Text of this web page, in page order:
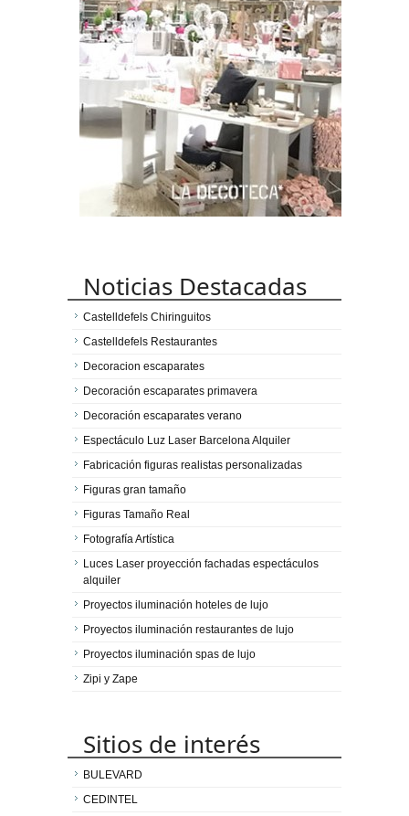
Noticias Destacadas
Castelldefels Chiringuitos
Castelldefels Restaurantes
Decoracion escaparates
Decoración escaparates primavera
Decoración escaparates verano
Espectáculo Luz Laser Barcelona Alquiler
Fabricación figuras realistas personalizadas
Figuras gran tamaño
Figuras Tamaño Real
Fotografía Artística
Luces Laser proyección fachadas espectáculos
alquiler
Proyectos iluminación hoteles de lujo
Proyectos iluminación restaurantes de lujo
Proyectos iluminación spas de lujo
Zipi y Zape
Sitios de interés
BULEVARD
CEDINTEL